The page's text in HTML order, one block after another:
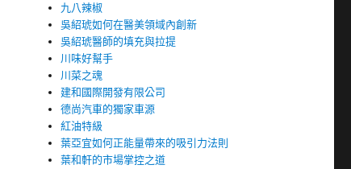
九八辣椒
吳紹琥如何在醫美領域內創新
吳紹琥醫師的填充與拉提
川味好幫手
川菜之魂
建和國際開發有限公司
德尚汽車的獨家車源
紅油特級
葉亞宜如何正能量帶來的吸引力法則
葉和軒的市場掌控之道